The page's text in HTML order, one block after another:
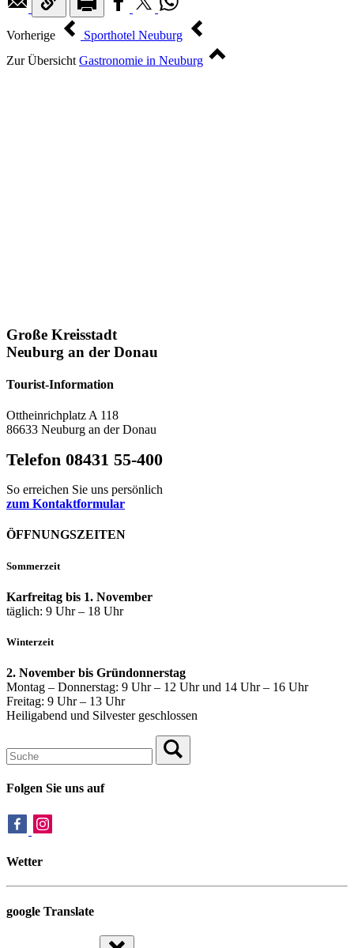
Vorherige
Sporthotel Neuburg
Zur Übersicht Gastronomie in Neuburg
Große Kreisstadt
Neuburg an der Donau
Tourist-Information
Ottheinrichplatz A 118
86633 Neuburg an der Donau
Telefon 08431 55-400
So erreichen Sie uns persönlich
zum Kontaktformular
ÖFFNUNGSZEITEN
Sommerzeit
Karfreitag bis 1. November
täglich: 9 Uhr – 18 Uhr
Winterzeit
2. November bis Gründonnerstag
Montag – Donnerstag: 9 Uhr – 12 Uhr und 14 Uhr – 16 Uhr
Freitag: 9 Uhr – 13 Uhr
Heiligabend und Silvester geschlossen
Folgen Sie uns auf
Wetter
google Translate